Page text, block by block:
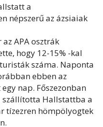
a
népszerű az ázsiaiak
az APA osztrák
hogy 12-15% -kal
száma. Naponta
ebben az
nap. Főszezonban
szállította Hallstattba a
tízezren hömpölyogtek